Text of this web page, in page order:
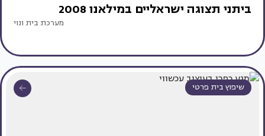
ביתני תצוגה ישראליים במילאנו 2008
מערכת בית ונוי
שיפוץ בית פרטי